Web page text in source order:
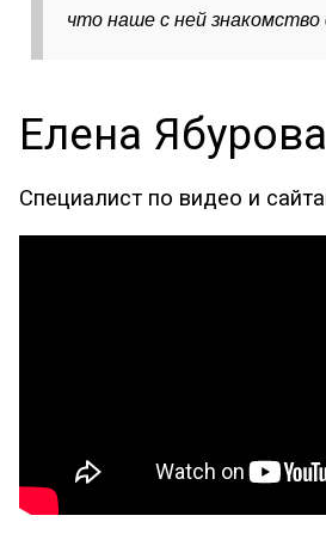
что наше с ней знакомство
Елена Ябурова
Специалист по видео и